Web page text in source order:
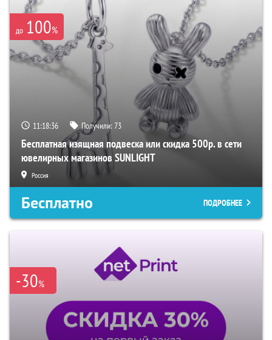
до 100%
11:18:35 Получили:73
Бесплатная изящная подвеска или скидка 500р. в сети
ювелирных магазинов SUNLIGHT
Россия
Бесплатно ПОДРОБНЕЕ
-30%